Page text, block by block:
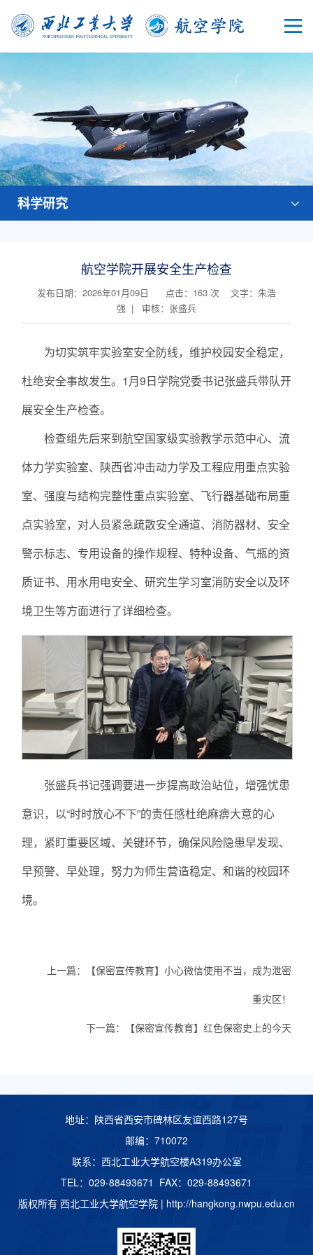
科学研究
航空学院开展安全生产检查
发布日期：2026年01月09日 点击： 163 次 文字：朱浩
强 | 审核：张盛兵
为切实筑牢实验室安全防线，维护校园安全稳定，
杜绝安全事故发生。1月9日学院党委书记张盛兵带队开
展安全生产检查。
检查组先后来到航空国家级实验教学示范中心、流
体力学实验室、陕西省冲击动力学及工程应用重点实验
室、强度与结构完整性重点实验室、飞行器基础布局重
点实验室，对人员紧急疏散安全通道、消防器材、安全
警示标志、专用设备的操作规程、特种设备、气瓶的资
质证书、用水用电安全、研究生学习室消防安全以及环
境卫生等方面进行了详细检查。
张盛兵书记强调要进一步提高政治站位，增强忧患
意识，以“时时放心不下”的责任感杜绝麻痹大意的心
理，紧盯重要区域、关键环节，确保风险隐患早发现、
早预警、早处理，努力为师生营造稳定、和谐的校园环
境。
上一篇： 【保密宣传教育】小心微信使用不当，成为泄密
重灾区！
下一篇： 【保密宣传教育】红色保密史上的今天
地址：陕西省西安市碑林区友谊西路127号
邮编：710072
联系：西北工业大学航空楼A319办公室
TEL：029-88493671 FAX：029-88493671
版权所有 西北工业大学航空学院 | http://hangkong.nwpu.edu.cn